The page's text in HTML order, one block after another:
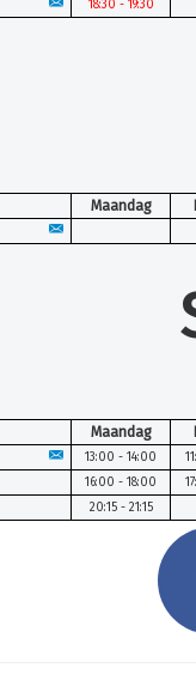
18:30 - 19:30
Maandag
Maandag
13:00 - 14:00
16:00 - 18:00
20:15 - 21:15